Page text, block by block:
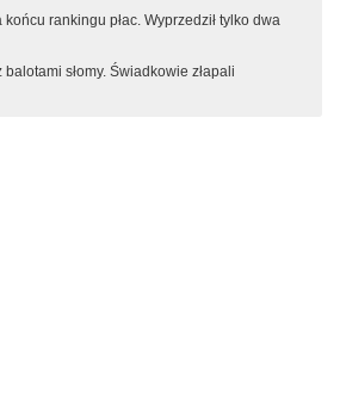
rankingu płac. Wyprzedził tylko dwa
słomy. Świadkowie złapali